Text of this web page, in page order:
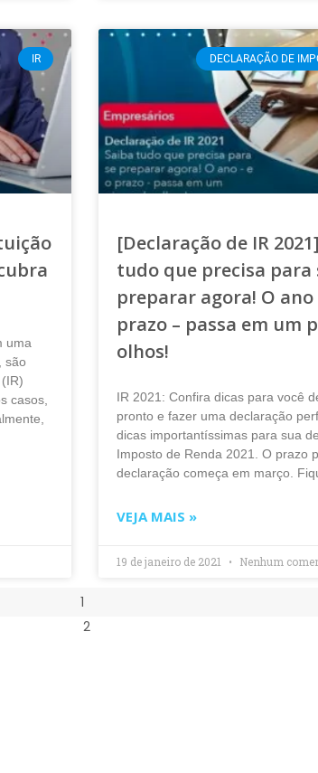
IR
uma
são
casos,
DECLARAÇÃO DE
[Declaração de IR
tudo que precisa para
preparar agora! O ano
prazo – passa em um
olhos!
IR 2021: Confira dicas para você
pronto e fazer uma declaração
dicas importantíssimas para sua
Imposto de Renda 2021. O prazo
declaração começa em março.
VEJA MAIS »
19 de janeiro de 2021 Nenhum
1
2